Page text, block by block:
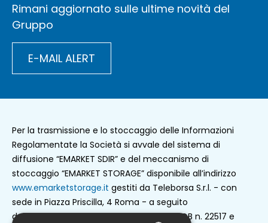
Rimani aggiornato sulle ultime novità del
Gruppo
E-MAIL ALERT
Per la trasmissione e lo stoccaggio delle Informazioni
Regolamentate la Società si avvale del sistema di
diffusione “EMARKET SDIR” e del meccanismo di
stoccaggio “EMARKET STORAGE” disponibile all’indirizzo
www.emarketstorage.it gestiti da Teleborsa S.r.l. - con
sede in Piazza Priscilla, 4 Roma - a seguito
dell’autorizzazione e delle delibere CONSOB n. 22517 e